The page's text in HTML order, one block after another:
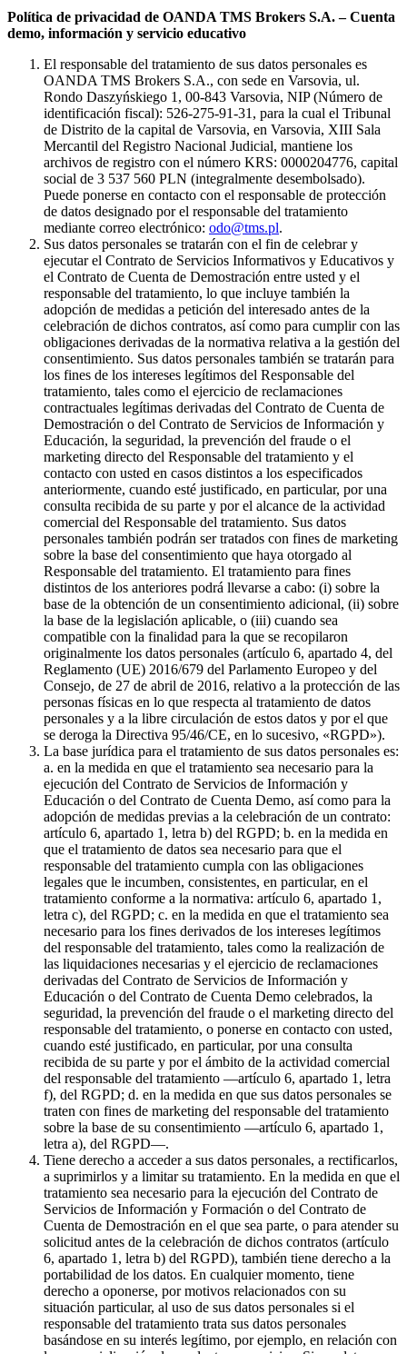
Política de privacidad de OANDA TMS Brokers S.A. – Cuenta
demo, información y servicio educativo
El responsable del tratamiento de sus datos personales es
OANDA TMS Brokers S.A., con sede en Varsovia, ul.
Rondo Daszyńskiego 1, 00-843 Varsovia, NIP (Número de
identificación fiscal): 526-275-91-31, para la cual el Tribunal
de Distrito de la capital de Varsovia, en Varsovia, XIII Sala
Mercantil del Registro Nacional Judicial, mantiene los
archivos de registro con el número KRS: 0000204776, capital
social de 3 537 560 PLN (integralmente desembolsado).
Puede ponerse en contacto con el responsable de protección
de datos designado por el responsable del tratamiento
mediante correo electrónico: odo@tms.pl.
Sus datos personales se tratarán con el fin de celebrar y
ejecutar el Contrato de Servicios Informativos y Educativos y
el Contrato de Cuenta de Demostración entre usted y el
responsable del tratamiento, lo que incluye también la
adopción de medidas a petición del interesado antes de la
celebración de dichos contratos, así como para cumplir con las
obligaciones derivadas de la normativa relativa a la gestión del
consentimiento. Sus datos personales también se tratarán para
los fines de los intereses legítimos del Responsable del
tratamiento, tales como el ejercicio de reclamaciones
contractuales legítimas derivadas del Contrato de Cuenta de
Demostración o del Contrato de Servicios de Información y
Educación, la seguridad, la prevención del fraude o el
marketing directo del Responsable del tratamiento y el
contacto con usted en casos distintos a los especificados
anteriormente, cuando esté justificado, en particular, por una
consulta recibida de su parte y por el alcance de la actividad
comercial del Responsable del tratamiento. Sus datos
personales también podrán ser tratados con fines de marketing
sobre la base del consentimiento que haya otorgado al
Responsable del tratamiento. El tratamiento para fines
distintos de los anteriores podrá llevarse a cabo: (i) sobre la
base de la obtención de un consentimiento adicional, (ii) sobre
la base de la legislación aplicable, o (iii) cuando sea
compatible con la finalidad para la que se recopilaron
originalmente los datos personales (artículo 6, apartado 4, del
Reglamento (UE) 2016/679 del Parlamento Europeo y del
Consejo, de 27 de abril de 2016, relativo a la protección de las
personas físicas en lo que respecta al tratamiento de datos
personales y a la libre circulación de estos datos y por el que
se deroga la Directiva 95/46/CE, en lo sucesivo, «RGPD»).
La base jurídica para el tratamiento de sus datos personales es:
a. en la medida en que el tratamiento sea necesario para la
ejecución del Contrato de Servicios de Información y
Educación o del Contrato de Cuenta Demo, así como para la
adopción de medidas previas a la celebración de un contrato:
artículo 6, apartado 1, letra b) del RGPD; b. en la medida en
que el tratamiento de datos sea necesario para que el
responsable del tratamiento cumpla con las obligaciones
legales que le incumben, consistentes, en particular, en el
tratamiento conforme a la normativa: artículo 6, apartado 1,
letra c), del RGPD; c. en la medida en que el tratamiento sea
necesario para los fines derivados de los intereses legítimos
del responsable del tratamiento, tales como la realización de
las liquidaciones necesarias y el ejercicio de reclamaciones
derivadas del Contrato de Servicios de Información y
Educación o del Contrato de Cuenta Demo celebrados, la
seguridad, la prevención del fraude o el marketing directo del
responsable del tratamiento, o ponerse en contacto con usted,
cuando esté justificado, en particular, por una consulta
recibida de su parte y por el ámbito de la actividad comercial
del responsable del tratamiento —artículo 6, apartado 1, letra
f), del RGPD; d. en la medida en que sus datos personales se
traten con fines de marketing del responsable del tratamiento
sobre la base de su consentimiento —artículo 6, apartado 1,
letra a), del RGPD—.
Tiene derecho a acceder a sus datos personales, a rectificarlos,
a suprimirlos y a limitar su tratamiento. En la medida en que el
tratamiento sea necesario para la ejecución del Contrato de
Servicios de Información y Formación o del Contrato de
Cuenta de Demostración en el que sea parte, o para atender su
solicitud antes de la celebración de dichos contratos (artículo
6, apartado 1, letra b) del RGPD), también tiene derecho a la
portabilidad de los datos. En cualquier momento, tiene
derecho a oponerse, por motivos relacionados con su
situación particular, al uso de sus datos personales si el
responsable del tratamiento trata sus datos personales
basándose en su interés legítimo, por ejemplo, en relación con